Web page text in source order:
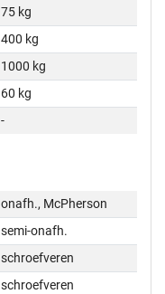
75 kg
400 kg
1000 kg
60 kg
-
onafh., McPherson
semi-onafh.
schroefveren
schroefveren